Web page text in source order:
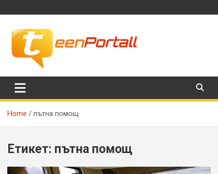
to
TeenPortall
Home пътна помощ
Етикет: пътна помощ